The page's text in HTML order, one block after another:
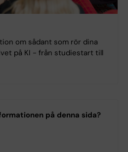
om sådant som rör dina
på KI - från studiestart till
på denna sida?